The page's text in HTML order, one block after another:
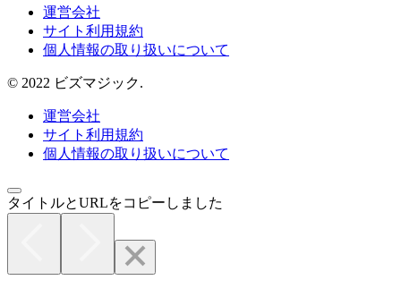
運営会社
サイト利用規約
個人情報の取り扱いについて
© 2022 ビズマジック.
運営会社
サイト利用規約
個人情報の取り扱いについて
タイトルとURLをコピーしました